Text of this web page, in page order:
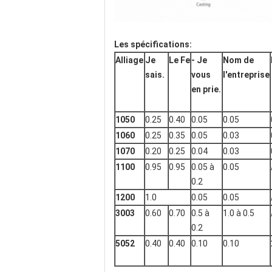
Les spécifications:
Alliage Je
sais.
Le Fe- Je
vous
en prie.
Nom de
l'entreprise
1050 0.25 0.40 0.05 0.05
1060
0.25 0.35 0.05 0.03
1070
0.20 0.25 0.04 0.03
1100
0.95 0.95
0.05 à
0.2
0.05
1200 1.0 0.05 0.05
3003
0.60 0.70
0.5 à
0.2
1.0 à 0.5
5052 0.40 0.40 0.10 0.10